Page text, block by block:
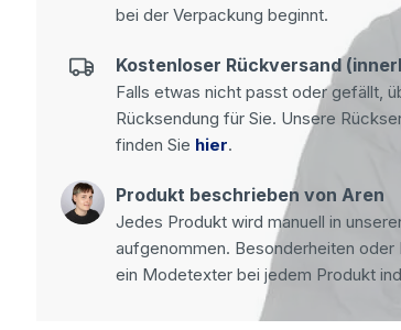
bei der Verpackung beginnt.
Kostenloser Rückversand
Falls etwas nicht passt oder gefällt,
Rücksendung für Sie. Unsere
finden Sie hier.
Produkt beschrieben von Aren
Jedes Produkt wird manuell in
aufgenommen. Besonderheiten
ein Modetexter bei jedem Produkt